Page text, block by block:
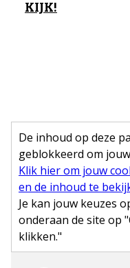
KIJK!
De inhoud op deze
geblokkeerd om
Klik hier om jouw
en de inhoud te
Je kan jouw keuzes
onderaan de site op
klikken."